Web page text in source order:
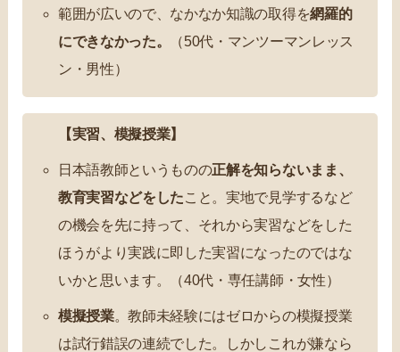
範囲が広いので、なかなか知識の取得を網羅的
にできなかった。
（50代・マンツーマンレッス
ン・男性）
【実習、模擬授業】
日本語教師というものの正解を知らないまま、
教育実習などをしたこと。実地で見学するなど
の機会を先に持って、それから実習などをした
ほうがより実践に即した実習になったのではな
いかと思います。（40代・専任講師・女性）
模擬授業。教師未経験にはゼロからの模擬授業
は試行錯誤の連続でした。しかしこれが嫌なら